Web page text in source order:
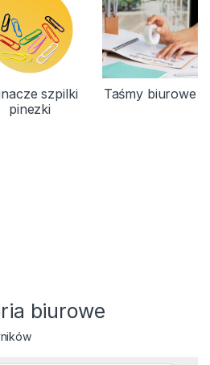
szpilki
pinezki
Taśmy biurowe
biurowe